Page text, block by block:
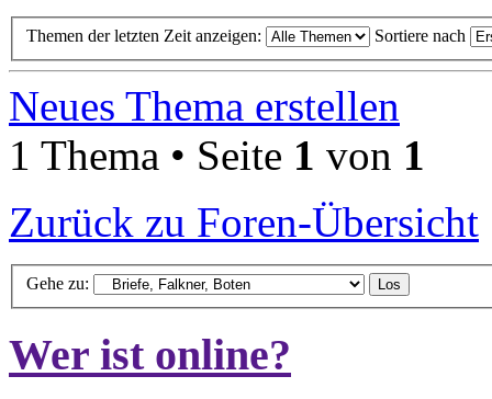
Themen der letzten Zeit anzeigen: Sortiere nach
Neues Thema erstellen
1 Thema • Seite 1 von 1
Zurück zu Foren-Übersicht
Gehe zu:
Wer ist online?